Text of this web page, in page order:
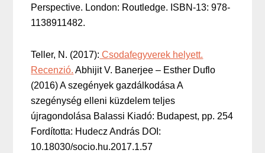
Perspective. London: Routledge. ISBN-13: 978-
1138911482.
Teller, N. (2017): Csodafegyverek helyett.
Recenzió. Abhijit V. Banerjee – Esther Duflo
(2016) A szegények gazdálkodása A
szegénység elleni küzdelem teljes
újragondolása Balassi Kiadó: Budapest, pp. 254
Fordította: Hudecz András DOI:
10.18030/socio.hu.2017.1.57